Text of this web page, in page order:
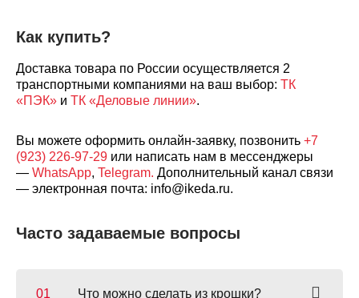
Как купить?
Доставка товара по России осуществляется 2
транспортными компаниями на ваш выбор: ТК
«ПЭК» и ТК «Деловые линии».
Вы можете оформить онлайн-заявку, позвонить +7
(923) 226-97-29 или написать нам в мессенджеры
— WhatsApp, Telegram. Дополнительный канал связи
— электронная почта: info@ikeda.ru.
Часто задаваемые вопросы
Что можно сделать из крошки?